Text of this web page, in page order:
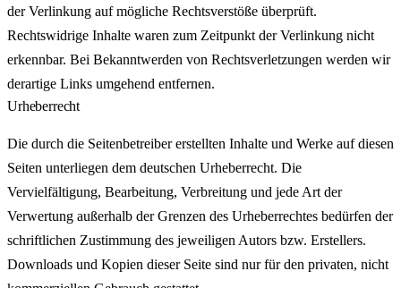
der Verlinkung auf mögliche Rechtsverstöße überprüft.
Rechtswidrige Inhalte waren zum Zeitpunkt der Verlinkung nicht
erkennbar. Bei Bekanntwerden von Rechtsverletzungen werden wir
derartige Links umgehend entfernen.
Urheberrecht
Die durch die Seitenbetreiber erstellten Inhalte und Werke auf diesen
Seiten unterliegen dem deutschen Urheberrecht. Die
Vervielfältigung, Bearbeitung, Verbreitung und jede Art der
Verwertung außerhalb der Grenzen des Urheberrechtes bedürfen der
schriftlichen Zustimmung des jeweiligen Autors bzw. Erstellers.
Downloads und Kopien dieser Seite sind nur für den privaten, nicht